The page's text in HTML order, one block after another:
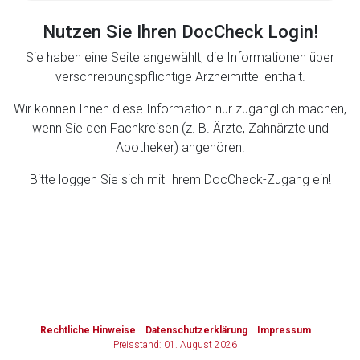
Nutzen Sie Ihren DocCheck Login!
Sie haben eine Seite angewählt, die Informationen über
verschreibungspflichtige Arzneimittel enthält.
Wir können Ihnen diese Information nur zugänglich machen,
wenn Sie den Fachkreisen (z. B. Ärzte, Zahnärzte und
Apotheker) angehören.
Bitte loggen Sie sich mit Ihrem DocCheck-Zugang ein!
Rechtliche Hinweise Datenschutzerklärung
Impressum
Preisstand: 01. August 2026
Zurück zur rote-liste.de Zur Seite